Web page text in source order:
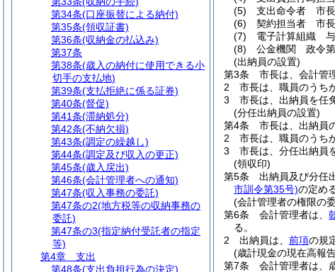
(5)
支出命令者 市長
(6)
契約担当者 市長
(7)
電子計算組織 与
(8)
公金機関 政令第
(出納員の設置)
第3条
市長は、会計管
2
市長は、職員のうち
3
市長は、出納員を任
(分任出納員の設置)
第4条
市長は、出納員
2
市長は、職員のうち
3
市長は、分任出納員
(領収印)
第5条
出納員及び分任
市訓令第35号)の定め
(会計管理者の権限の
第6条
会計管理者は、
る。
2
出納員は、 前項の規
(歳計現金の現在高報
第7条
会計管理者は、
第34条(口座振替による納付)
第35条(領収証書)
第36条(収納金の払込み)
第37条
第38条(歳入の納付に使用できる小
切手の支払地)
第39条(支払拒絶に係る証券)
第40条(督促)
第41条(滞納処分)
第42条(不納欠損)
第43条(調定の繰越し)
第44条(調定及び収入の更正)
第45条(歳入戻出)
第46条(会計管理者への通知)
第47条(収入事務の委託)
第47条の2(地方税等の収納事務の
委託)
第47条の3(指定納付受託者の指定
等)
第4章
支出
第48条(支出負担行為の決定)